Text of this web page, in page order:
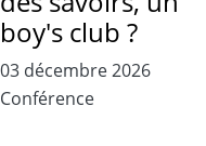
boy's club ?
03 décembre 2026
Conférence